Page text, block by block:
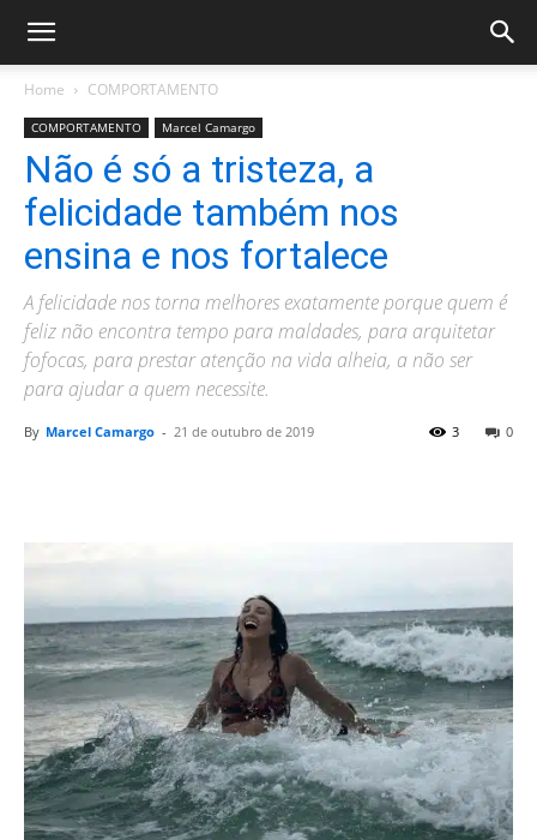
Home COMPORTAMENTO
COMPORTAMENTO Marcel Camargo
Não é só a tristeza, a
felicidade também nos
ensina e nos fortalece
A felicidade nos torna melhores exatamente porque quem é
feliz não encontra tempo para maldades, para arquitetar
fofocas, para prestar atenção na vida alheia, a não ser
para ajudar a quem necessite.
By Marcel Camargo - 21 de outubro de 2019 0
3